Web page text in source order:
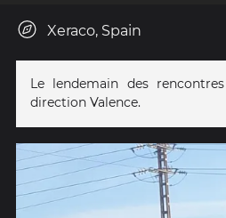
Xeraco, Spain
Le lendemain des
direction Valence.